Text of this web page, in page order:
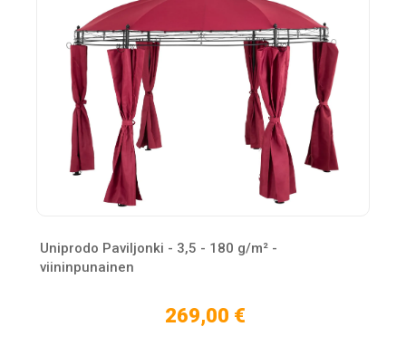
Uniprodo Paviljonki - 3,5 - 180 g/m² -
viininpunainen
269,00 €